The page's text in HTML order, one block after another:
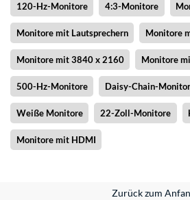
120-Hz-Monitore 4:3-Monitore
Monitore mit Lautsprechern Monitore
Monitore mit 3840 x 2160 Monitore
500-Hz-Monitore Daisy-Chain-
Weiße Monitore 22-Zoll-Monitore
Monitore mit HDMI
Zurück zum